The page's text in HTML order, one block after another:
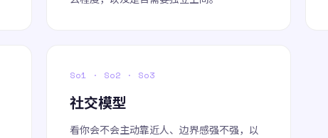
So1 · So2 · So3
社交模型
看你会不会主动靠近人、边界感强不强，以